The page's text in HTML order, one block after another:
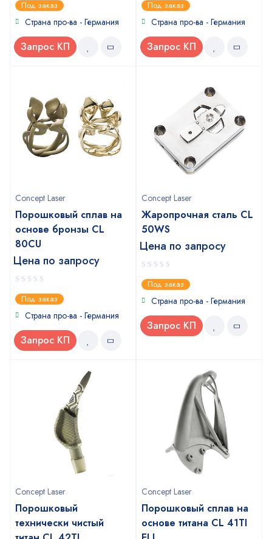
out
of
Под заказ
Страна про-ва - Германия
Запрос КП
out
of
Под заказ
Страна про-ва - Германия
Запрос КП
Concept Laser
Порошковый сплав на
основе бронзы CL
80CU
Цена по запросу
0
out
of
Под заказ
Страна про-ва - Германия
Запрос КП
Concept Laser
Жаропрочная сталь CL
50WS
Цена по запросу
0
out
of
Под заказ
Страна про-ва - Германия
Запрос КП
Concept Laser
Порошковый
технически чистый
Concept Laser
Порошковый сплав на
основе титана CL 41TI